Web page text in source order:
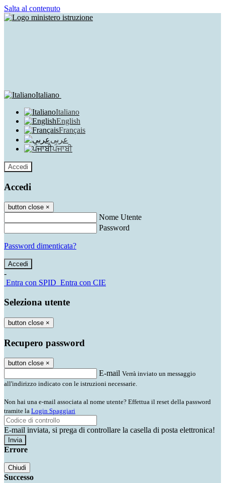
Salta al contenuto
Italiano
Italiano
English
Français
عربى
ਪੰਜਾਬੀ
Accedi
Accedi
button close ×
Nome Utente
Password
Password dimenticata?
-
Entra con SPID Entra con CIE
Seleziona utente
button close ×
Recupero password
button close ×
E-mail Verrà inviato un messaggio
all'indirizzo indicato con le istruzioni necessarie.
Non hai una e-mail associata al nome utente? Effettua il reset della password
tramite la Login Spaggiari
E-mail inviata, si prega di controllare la casella di posta elettronica!
Errore
Chiudi
Successo